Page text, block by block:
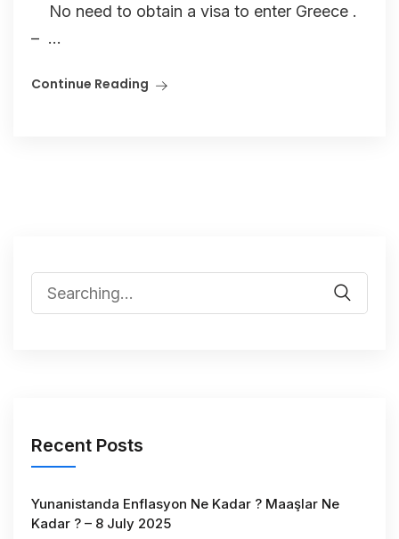
No need to obtain a visa to enter Greece .
– ...
Continue Reading
Recent Posts
Yunanistanda Enflasyon Ne Kadar ? Maaşlar Ne
Kadar ? – 8 July 2025